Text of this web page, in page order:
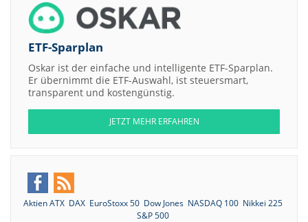
ETF-Sparplan
Oskar ist der einfache und intelligente ETF-Sparplan.
Er übernimmt die ETF-Auswahl, ist steuersmart,
transparent und kostengünstig.
JETZT MEHR ERFAHREN
Aktien ATX DAX EuroStoxx 50 Dow Jones NASDAQ 100 Nikkei 225
S&P 500